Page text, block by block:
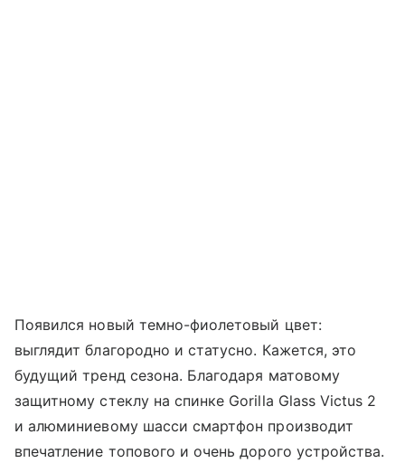
Появился новый темно-фиолетовый цвет:
выглядит благородно и статусно. Кажется, это
будущий тренд сезона. Благодаря матовому
защитному стеклу на спинке Gorilla Glass Victus 2
и алюминиевому шасси смартфон производит
впечатление топового и очень дорого устройства.